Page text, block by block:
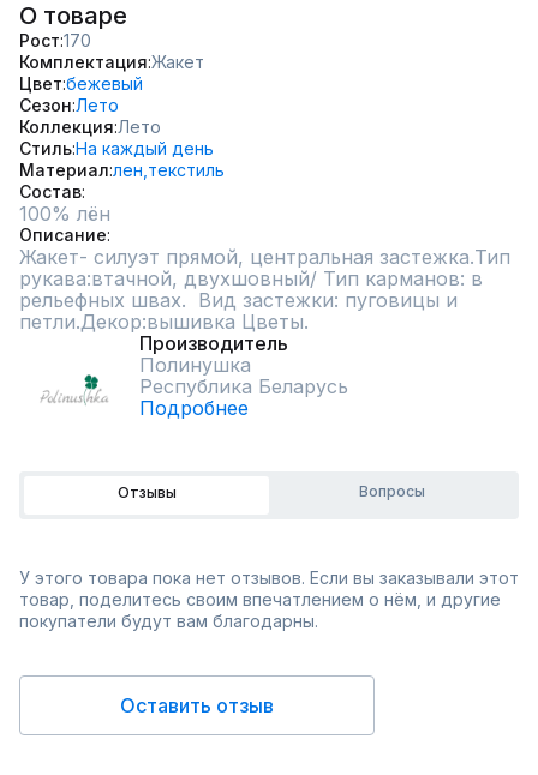
О товаре
Рост 170
Комплектация Жакет
Цвет бежевый
Сезон Лето
Коллекция Лето
СтильНа каждый день
Материал лен, текстиль
Состав
100% лён
Описание
Жакет- силуэт прямой, центральная застежка.Тип
рукава:втачной, двухшовный/ Тип карманов: в
рельефных швах.  Вид застежки: пуговицы и
петли.Декор:вышивка Цветы.
Производитель
Полинушка
Республика Беларусь
Подробнее
Отзывы Вопросы
У этого товара пока нет отзывов. Если вы заказывали этот
товар, поделитесь своим впечатлением о нём, и другие
покупатели будут вам благодарны.
Оставить отзыв